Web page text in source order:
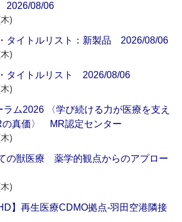
2026/08/06
)
タイトルリスト：新製品 2026/08/06
)
タイトルリスト 2026/08/06
)
ム2026 〈学び続ける力が医療を支え
真価〉 MR認定センター
)
の獣医療 薬学的観点からのアプロー
)
】再生医療CDMO拠点‐羽田空港隣接